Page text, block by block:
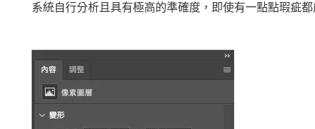
系統自行分析且具有極高的準確度，即使有一點點瑕疵都